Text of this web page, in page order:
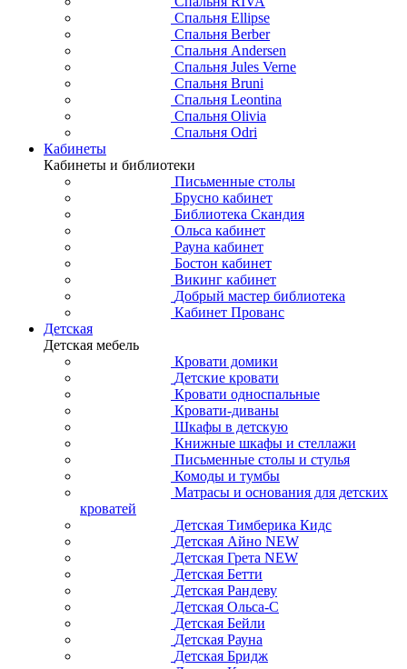
Спальня Ellipse
Спальня Berber
Спальня Andersen
Спальня Jules Verne
Спальня Bruni
Спальня Leontina
Спальня Olivia
Спальня Odri
Кабинеты
Кабинеты и библиотеки
Письменные столы
Брусно кабинет
Библиотека Скандия
Ольса кабинет
Рауна кабинет
Бостон кабинет
Викинг кабинет
Добрый мастер библиотека
Кабинет Прованс
Детская
Детская мебель
Кровати домики
Детские кровати
Кровати односпальные
Кровати-диваны
Шкафы в детскую
Книжные шкафы и стеллажи
Письменные столы и стулья
Комоды и тумбы
Матрасы и основания для детских
кроватей
Детская Тимберика Кидс
Детская Айно NEW
Детская Грета NEW
Детская Бетти
Детская Рандеву
Детская Ольса-С
Детская Бейли
Детская Рауна
Детская Бридж